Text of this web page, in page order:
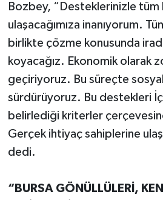
Bozbey, “Desteklerinizle
ulaşacağımıza inanıyorum.
birlikte çözme konusunda
koyacağız. Ekonomik olarak
geçiriyoruz. Bu süreçte
sürdürüyoruz. Bu destekleri
belirlediği kriterler
Gerçek ihtiyaç sahiplerine
dedi.
“BURSA GÖNÜLLÜLERİ,